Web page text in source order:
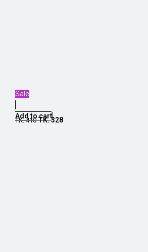
Sale
Add to cart
TK.410 TK.328